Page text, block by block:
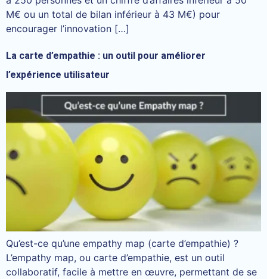
M€ ou un total de bilan inférieur à 43 M€) pour
encourager l’innovation […]
La carte d’empathie : un outil pour améliorer
l’expérience utilisateur
Qu’est-ce qu’une empathy map (carte d’empathie) ?
L’empathy map, ou carte d’empathie, est un outil
collaboratif, facile à mettre en œuvre, permettant de se